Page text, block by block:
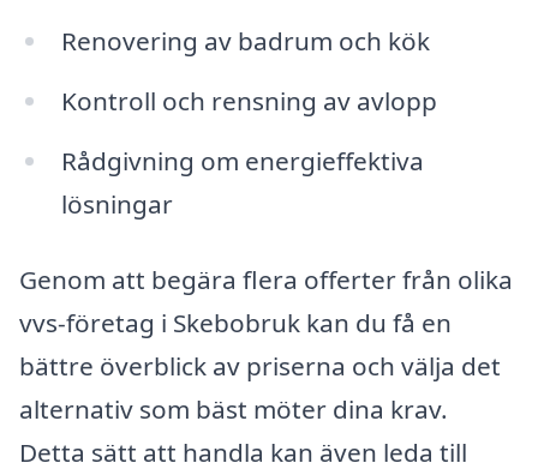
Renovering av badrum och kök
Kontroll och rensning av avlopp
Rådgivning om energieffektiva
lösningar
Genom att begära flera offerter från olika
vvs-företag i Skebobruk kan du få en
bättre överblick av priserna och välja det
alternativ som bäst möter dina krav.
Detta sätt att handla kan även leda till